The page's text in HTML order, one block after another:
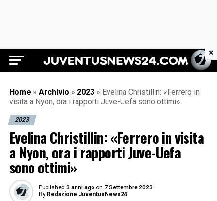
Juventus News 24
Home » Archivio » 2023 » Evelina Christillin: «Ferrero in
visita a Nyon, ora i rapporti Juve-Uefa sono ottimi»
2023
Evelina Christillin: «Ferrero in visita
a Nyon, ora i rapporti Juve-Uefa
sono ottimi»
Published 3 anni ago on 7 Settembre 2023
By Redazione JuventusNews24
×